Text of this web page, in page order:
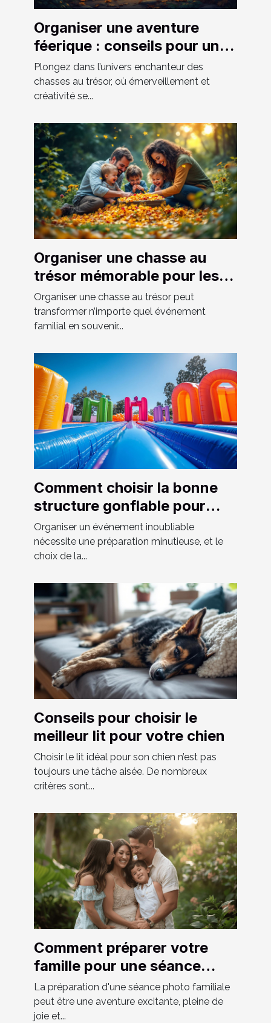
Organiser une aventure
féerique : conseils pour une
chasse au trésor réussie
Plongez dans l’univers enchanteur des
chasses au trésor, où émerveillement et
créativité se...
Organiser une chasse au
trésor mémorable pour les
événements familiaux
Organiser une chasse au trésor peut
transformer n’importe quel événement
familial en souvenir...
Comment choisir la bonne
structure gonflable pour
votre événement
Organiser un événement inoubliable
nécessite une préparation minutieuse, et le
choix de la...
Conseils pour choisir le
meilleur lit pour votre chien
Choisir le lit idéal pour son chien n’est pas
toujours une tâche aisée. De nombreux
critères sont...
Comment préparer votre
famille pour une séance
photo réussie
La préparation d'une séance photo familiale
peut être une aventure excitante, pleine de
joie et...